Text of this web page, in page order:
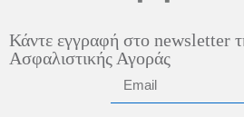
Κάντε εγγραφή στο newsletter
Ασφαλιστικής Αγοράς